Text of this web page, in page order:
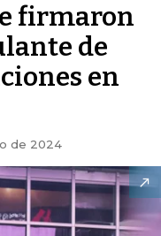
firmaron
de
en
de 2024